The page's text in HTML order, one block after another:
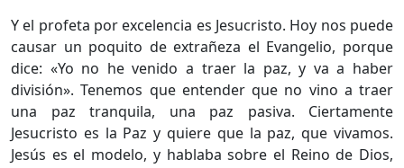
Y el profeta por excelencia es Jesucristo. Hoy nos puede
causar un poquito de extrañeza el Evangelio, porque
dice: «Yo no he venido a traer la paz, y va a haber
división». Tenemos que entender que no vino a traer
una paz tranquila, una paz pasiva. Ciertamente
Jesucristo es la Paz y quiere que la paz, que vivamos.
Jesús es el modelo, y hablaba sobre el Reino de Dios,